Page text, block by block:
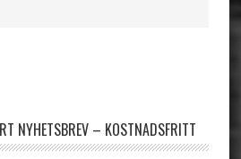
NYHETSBREV – KOSTNADSFRITT